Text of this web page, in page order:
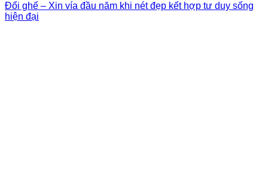
Đổi ghế – Xin vía đầu năm khi nét đẹp kết hợp tư duy sống
hiện đại